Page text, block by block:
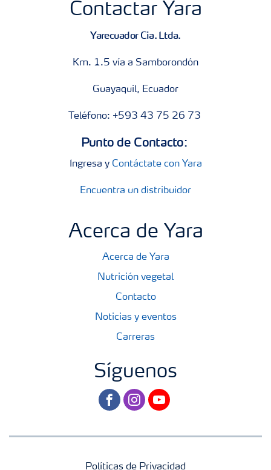
Contactar Yara
Yarecuador Cia. Ltda.
Km. 1.5 vía a Samborondón
Guayaquil, Ecuador
Teléfono: +593 43 75 26 73
Punto de Contacto:
Ingresa y Contáctate con Yara
Encuentra un distribuidor
Acerca de Yara
Acerca de Yara
Nutrición vegetal
Contacto
Noticias y eventos
Carreras
Síguenos
facebookinstagram
youtube
Políticas de Privacidad